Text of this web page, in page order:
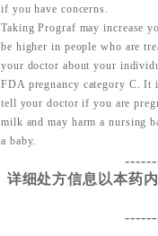
if you have concerns.
Taking Prograf may increase
be higher in people who are
your doctor about your
FDA pregnancy category C. It
tell your doctor if you are
milk and may harm a nursing
a baby.
详细处方信息以本药